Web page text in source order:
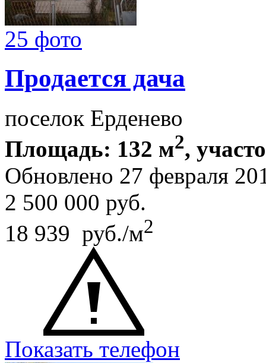
25 фото
Продается дача
поселок Ерденево
Площадь: 132 м2,
Обновлено 27 февраля
2 500 000 руб.
18 939 руб./м2
Показать телефон